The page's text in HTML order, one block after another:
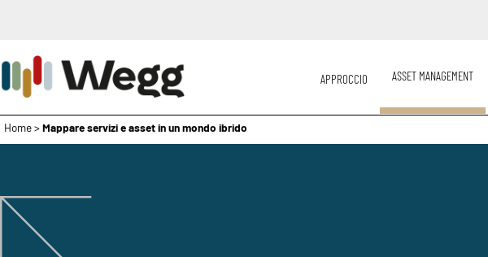
APPROCCIO ASSET MANAGEMENT
Home>Mappare servizi e asset in un mondo ibrido